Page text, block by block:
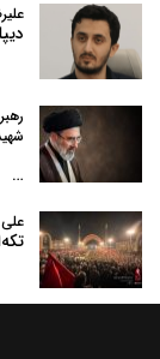
…